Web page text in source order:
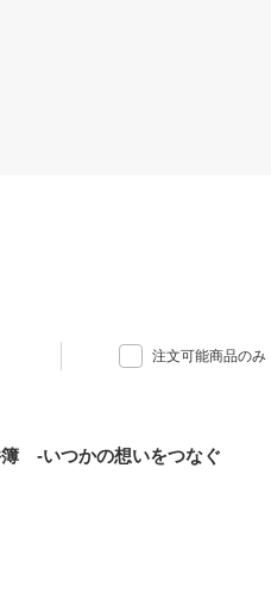
注文可能商品のみ
-いつかの想いをつなぐ